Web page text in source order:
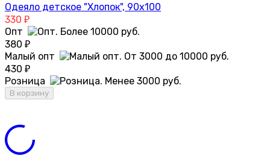
Одеяло детское "Хлопок", 90х100
330 ₽
Опт
380 ₽
Малый опт
430 ₽
Розница
В корзину